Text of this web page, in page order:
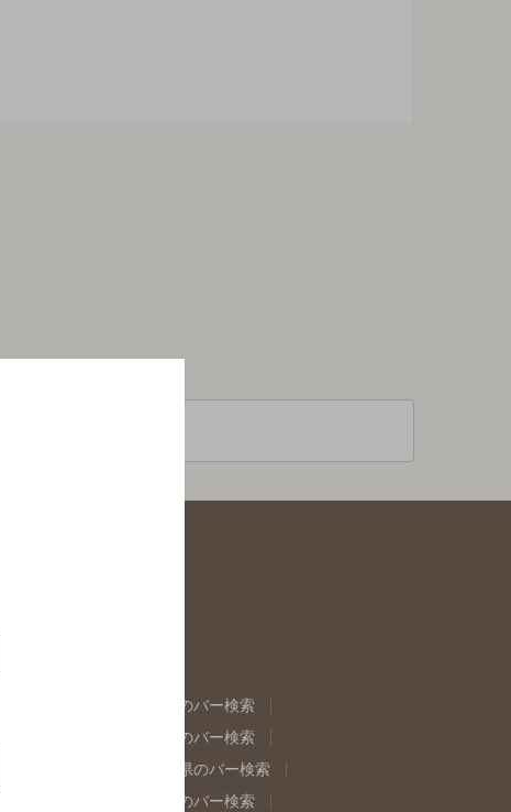
福島県のバー検索
東京都のバー検索
岐阜県のバー検索
奈良県のバー検索